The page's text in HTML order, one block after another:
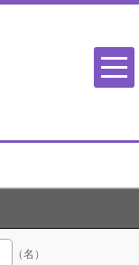
（名）